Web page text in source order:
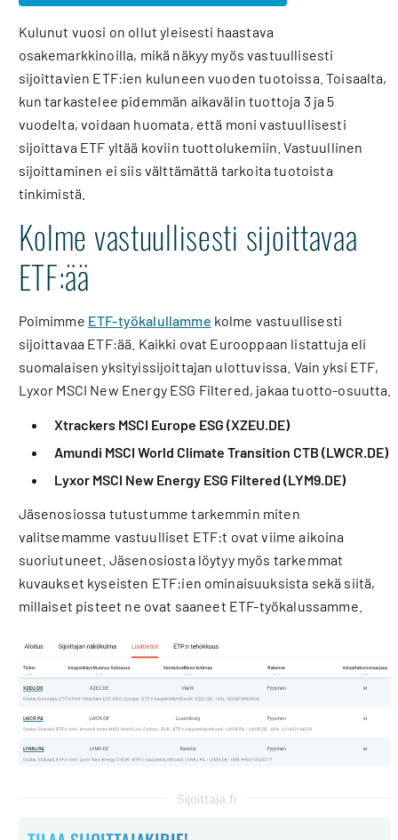
Kulunut vuosi on ollut yleisesti haastava
osakemarkkinoilla, mikä näkyy myös vastuullisesti
sijoittavien ETF:ien kuluneen vuoden tuotoissa. Toisaalta,
kun tarkastelee pidemmän aikavälin tuottoja 3 ja 5
vuodelta, voidaan huomata, että moni vastuullisesti
sijoittava ETF yltää koviin tuottolukemiin. Vastuullinen
sijoittaminen ei siis välttämättä tarkoita tuotoista
tinkimistä.
Kolme vastuullisesti sijoittavaa
ETF:ää
Poimimme ETF-työkalullamme kolme vastuullisesti
sijoittavaa ETF:ää. Kaikki ovat Eurooppaan listattuja eli
suomalaisen yksityissijoittajan ulottuvissa. Vain yksi ETF,
Lyxor MSCI New Energy ESG Filtered, jakaa tuotto-osuutta.
Xtrackers MSCI Europe ESG (XZEU.DE)
Amundi MSCI World Climate Transition CTB (LWCR.DE)
Lyxor MSCI New Energy ESG Filtered (LYM9.DE)
Jäsenosiossa tutustumme tarkemmin miten
valitsemamme vastuulliset ETF:t ovat viime aikoina
suoriutuneet. Jäsenosiosta löytyy myös tarkemmat
kuvaukset kyseisten ETF:ien ominaisuuksista sekä siitä,
millaiset pisteet ne ovat saaneet ETF-työkalussamme.
Sijoittaja.fi